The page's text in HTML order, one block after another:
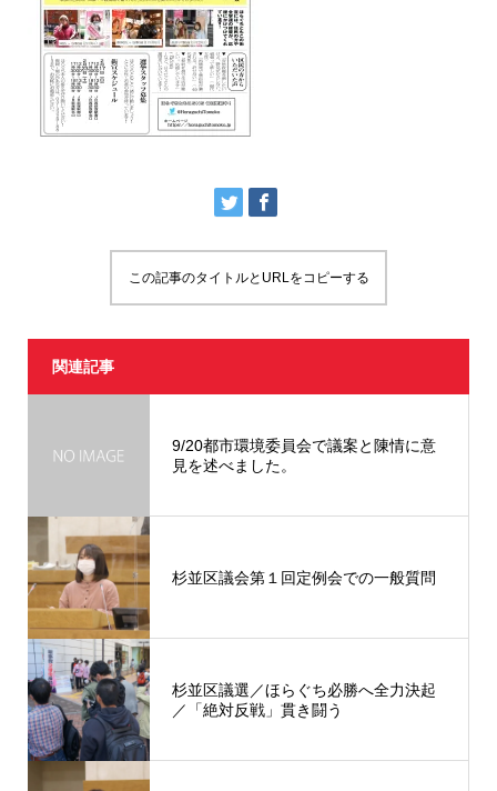
この記事のタイトルとURLをコピーする
関連記事
9/20都市環境委員会で議案と陳情に意
見を述べました。
杉並区議会第１回定例会での一般質問
杉並区議選／ほらぐち必勝へ全力決起
／「絶対反戦」貫き闘う